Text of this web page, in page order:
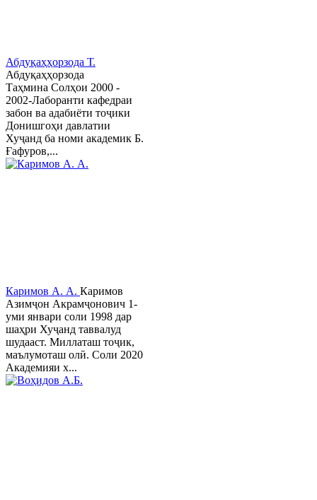
Абдуқаҳҳорзода Т.
Абдуқаҳҳорзода
Таҳмина Солҳои 2000 -
2002-Лаборанти кафедраи
забон ва адабиёти тоҷики
Донишгоҳи давлатии
Хуҷанд ба номи академик Б.
Ғафуров,...
Каримов А. А. Каримов
Азимҷон Акрамҷонович 1-
уми январи соли 1998 дар
шаҳри Хуҷанд таввалуд
шудааст. Миллаташ тоҷик,
маълумоташ олӣ. Соли 2020
Академияи х...